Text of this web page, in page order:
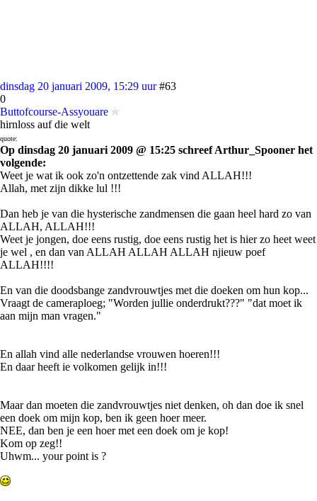
dinsdag 20 januari 2009, 15:29 uur #63
0
Buttofcourse-Assyouare
hirnloss auf die welt
quote:
Op dinsdag 20 januari 2009 @ 15:25 schreef Arthur_Spooner het
volgende:
Weet je wat ik ook zo'n ontzettende zak vind ALLAH!!!
Allah, met zijn dikke lul !!!
Dan heb je van die hysterische zandmensen die gaan heel hard zo van
ALLAH, ALLAH!!!
Weet je jongen, doe eens rustig, doe eens rustig het is hier zo heet weet
je wel , en dan van ALLAH ALLAH ALLAH njieuw poef
ALLAH!!!!
En van die doodsbange zandvrouwtjes met die doeken om hun kop...
Vraagt de cameraploeg; "Worden jullie onderdrukt???" "dat moet ik
aan mijn man vragen."
En allah vind alle nederlandse vrouwen hoeren!!!
En daar heeft ie volkomen gelijk in!!!
Maar dan moeten die zandvrouwtjes niet denken, oh dan doe ik snel
een doek om mijn kop, ben ik geen hoer meer.
NEE, dan ben je een hoer met een doek om je kop!
Kom op zeg!!
Uhwm... your point is ?